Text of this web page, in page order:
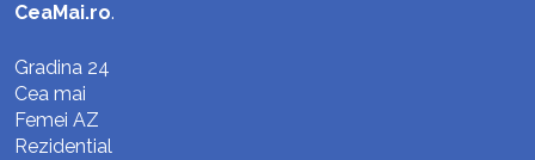
CeaMai.ro.
Gradina 24
Cea mai
Femei AZ
Rezidential